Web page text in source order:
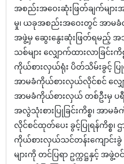
အစည်းအဝေးဆုံးဖြတ်ချက်များအ
မှု၊ ယခုအစည်းအဝေးတွင် အာမခံ
အဖွဲ့မှ ဆွေးနွေးဆုံးဖြတ်ရမည့်
သစ်များ လျှောက်ထားလာခြင်းကိစ္
ကိုယ်စားလှယ်ရုံး ပိတ်သိမ်းခွင့် ပြု
အာမခံကိုယ်စားလှယ်လိုင်စင် လျှော
အာမခံကိုယ်စားလှယ် တစ်ဦးမှ ပ
အလွဲသုံးစားပြုခြင်းကိစ္စ၊ အ
လိုင်စင်ထုတ်ပေး ခွင့်ပြုရန်ကိစ္စ၊
ကိုယ်စားလှယ်သင်တန်းကျောင်းခွဲ
များကို တင်ပြရာ ဥက္ကဋ္ဌနှင့် အဖွဲ့ဝ